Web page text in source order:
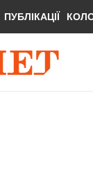
ПУБЛІКАЦІЇ